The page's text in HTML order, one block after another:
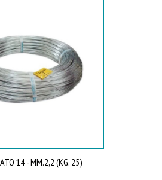
14 - MM.2,2 (KG. 25)